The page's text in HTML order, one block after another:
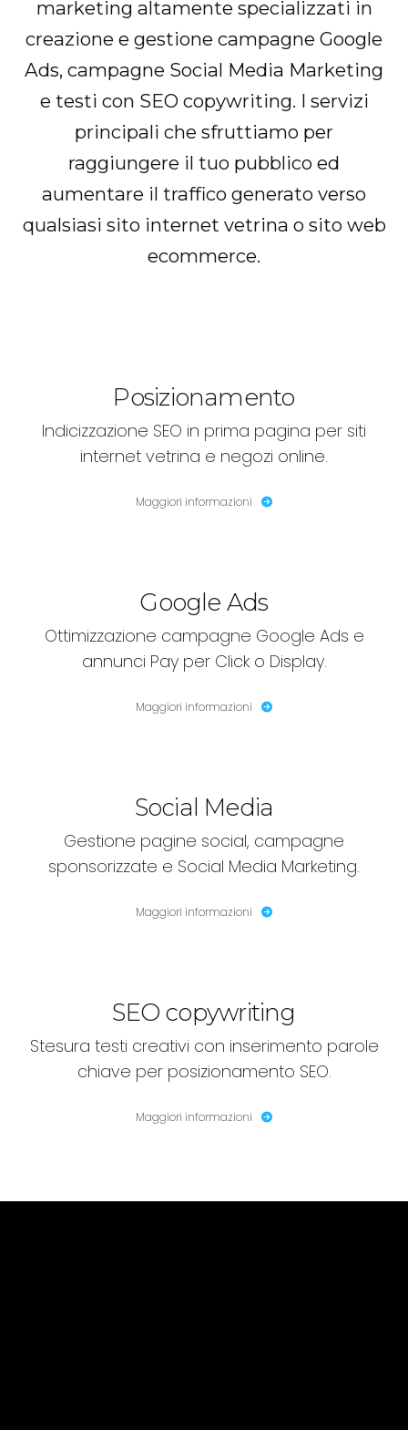
marketing altamente specializzati in
creazione e gestione campagne Google
Ads, campagne Social Media Marketing
e testi con SEO copywriting. I servizi
principali che sfruttiamo per
raggiungere il tuo pubblico ed
aumentare il traffico generato verso
qualsiasi sito internet vetrina o sito web
ecommerce.
Posizionamento
Indicizzazione SEO in prima pagina per siti
internet vetrina e negozi online.
Maggiori informazioni
Google Ads
Ottimizzazione campagne Google Ads e
annunci Pay per Click o Display.
Maggiori informazioni
Social Media
Gestione pagine social, campagne
sponsorizzate e Social Media Marketing.
Maggiori informazioni
SEO copywriting
Stesura testi creativi con inserimento parole
chiave per posizionamento SEO.
Maggiori informazioni